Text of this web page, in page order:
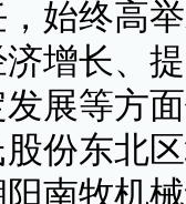
始终高
增长、
展等方
份东北
南牧机